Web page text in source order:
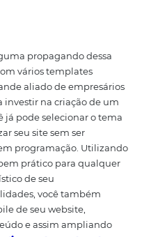
nesse ambiente, suas
são remotas.
você pode utilizar para
alguma propagando
e com vários templates
grande aliado de
para investir na criação